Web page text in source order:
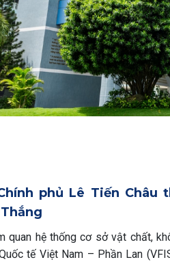
phủ Lê Tiến Châu
quan hệ thống cơ sở vật chất,
tế Việt Nam – Phần Lan